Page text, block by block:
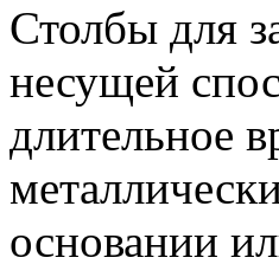
Столбы для
несущей
длительное
основании